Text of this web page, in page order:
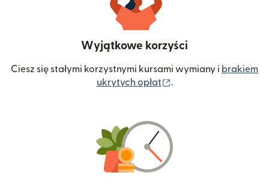
Wyjątkowe korzyści
Ciesz się stałymi korzystnymi kursami wymiany i brakiem
ukrytych opłat
.